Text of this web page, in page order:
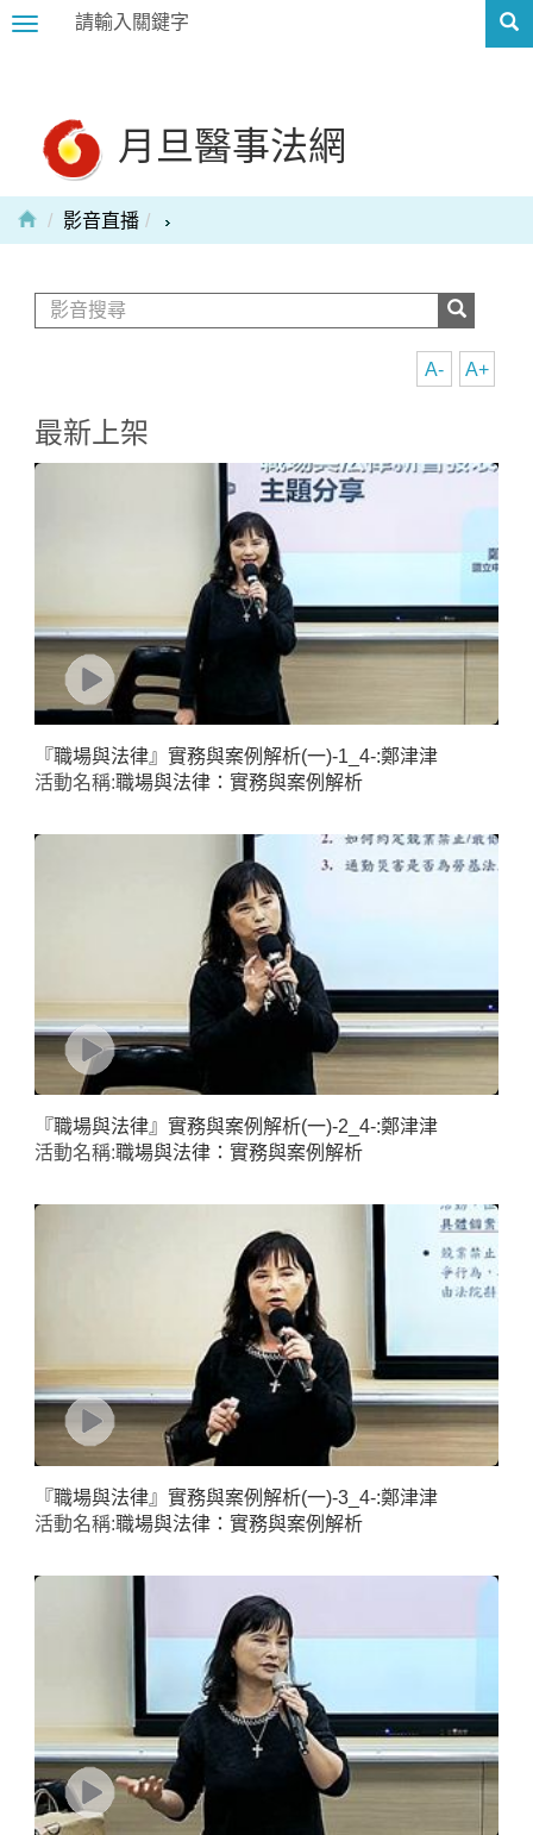
Toggle
月旦醫事法網
影音直播
A+
A-
最新上架
『職場與法律』實務與案例解析(一)-1_4-:鄭津津
活動名稱:職場與法律：實務與案例解析
『職場與法律』實務與案例解析(一)-2_4-:鄭津津
活動名稱:職場與法律：實務與案例解析
『職場與法律』實務與案例解析(一)-3_4-:鄭津津
活動名稱:職場與法律：實務與案例解析